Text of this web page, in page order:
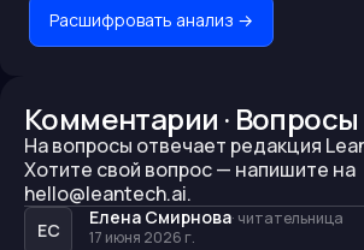
Расшифровать анализ →
Комментарии ·
На вопросы отвечает редакция
Хотите свой вопрос — напишите на
hello@leantech.ai.
ЕС
Елена Смирнова· читательница
17 июня 2026 г.